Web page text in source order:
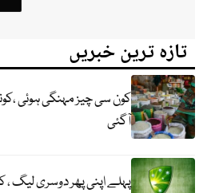
تازہ ترین خبریں
کون سی چیز مہنگی ہوئی
آگئی
پہلے اپنی پھر دوسری لیگ ،